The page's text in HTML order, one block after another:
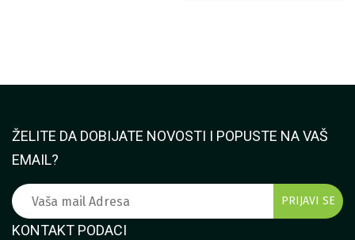
ŽELITE DA DOBIJATE NOVOSTI I POPUSTE NA VAŠ
EMAIL?
KONTAKT PODACI